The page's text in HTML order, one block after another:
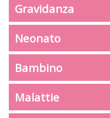
Gravidanza
Neonato
Bambino
Malattie